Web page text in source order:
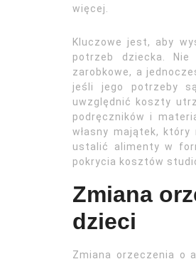
więcej.
Kluczowe jest, aby
potrzeb dziecka.
zarobkowe, a
jeśli jego potrzeby
uwzględnić koszty
podręczników i
własny majątek,
ustalić alimenty w
pokrycia kosztów
Zmiana
dzieci
Zmiana orzeczenia o